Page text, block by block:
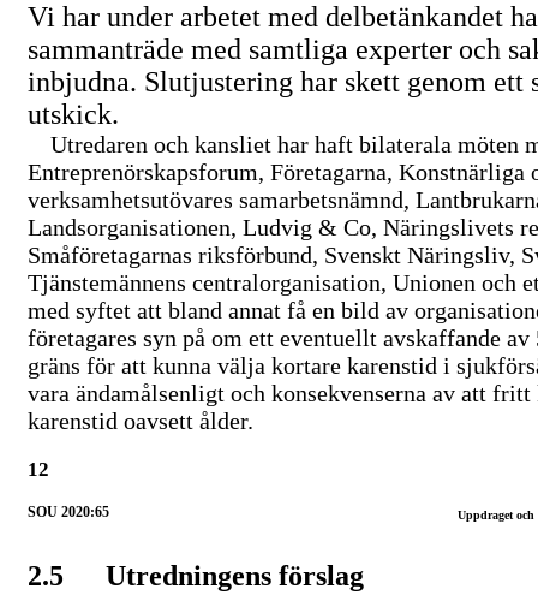
Vi har under arbetet med delbetänkandet
sammanträde med samtliga experter och
inbjudna. Slutjustering har skett genom
utskick.
Utredaren och kansliet har haft bilaterala möten
Entreprenörskapsforum, Företagarna, Konstnärliga
verksamhetsutövares samarbetsnämnd,
Landsorganisationen, Ludvig & Co, Näringslivets
Småföretagarnas riksförbund, Svenskt Näringsliv,
Tjänstemännens centralorganisation, Unionen och
med syftet att bland annat få en bild av
företagares syn på om ett eventuellt avskaffande av
gräns för att kunna välja kortare karenstid i
vara ändamålsenligt och konsekvenserna av att
karenstid oavsett ålder.
12
SOU 2020:65 Uppdraget och
2.5 Utredningens förslag